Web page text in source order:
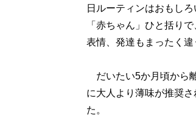
日ルーティンはおもし
「赤ちゃん」ひと括り
表情、発達もまったく違
だいたい5か月頃から
に大人より薄味が推奨
た。